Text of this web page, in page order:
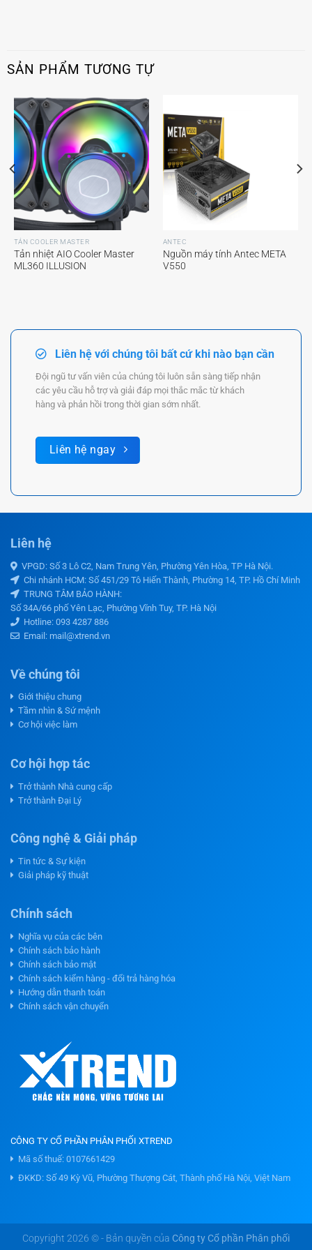
SẢN PHẨM TƯƠNG TỰ
TẢN COOLER MASTER
Tản nhiệt AIO Cooler Master
ML360 ILLUSION
ANTEC
Nguồn máy tính Antec META
V550
Liên hệ với chúng tôi bất cứ khi nào bạn cần
Đội ngũ tư vấn viên của chúng tôi luôn sẵn sàng tiếp nhận
các yêu cầu hỗ trợ và giải đáp mọi thắc mắc từ khách
hàng và phản hồi trong thời gian sớm nhất.
Liên hệ ngay
Liên hệ
VPGD: Số 3 Lô C2, Nam Trung Yên, Phường Yên Hòa, TP Hà Nội.
Chi nhánh HCM: Số 451/29 Tô Hiến Thành, Phường 14, TP. Hồ Chí Minh
TRUNG TÂM BẢO HÀNH:
Số 34A/66 phố Yên Lạc, Phường Vĩnh Tuy, TP. Hà Nội
Hotline: 093 4287 886
Email: mail@xtrend.vn
Về chúng tôi
Giới thiệu chung
Tầm nhìn & Sứ mệnh
Cơ hội việc làm
Cơ hội hợp tác
Trở thành Nhà cung cấp
Trở thành Đại Lý
Công nghệ & Giải pháp
Tin tức & Sự kiện
Giải pháp kỹ thuật
Chính sách
Nghĩa vụ của các bên
Chính sách bảo hành
Chính sách bảo mật
Chính sách kiểm hàng - đổi trả hàng hóa
Hướng dẫn thanh toán
Chính sách vận chuyển
CÔNG TY CỔ PHẦN PHÂN PHỐI XTREND
Mã số thuế: 0107661429
ĐKKD: Số 49 Kỳ Vũ, Phường Thượng Cát, Thành phố Hà Nội, Việt Nam
Copyright 2026 © - Bản quyền của Công ty Cổ phần Phân phối